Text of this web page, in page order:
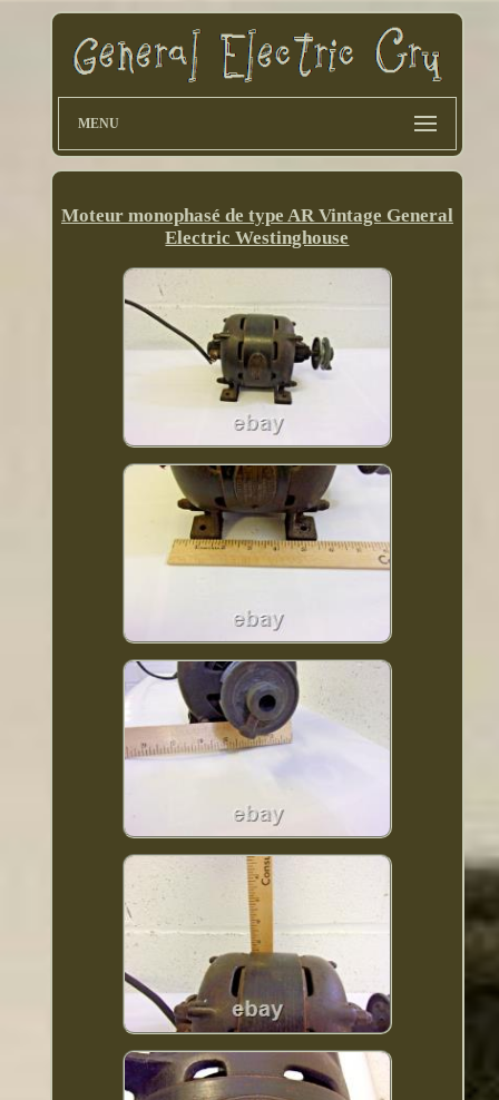
MENU
Moteur monophasé de type AR Vintage General
Electric Westinghouse